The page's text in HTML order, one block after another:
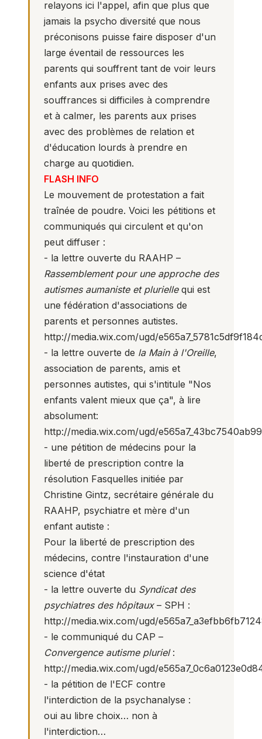
relayons ici l'appel, afin que plus que
jamais la psycho diversité que nous
préconisons puisse faire disposer d'un
large éventail de ressources les
parents qui souffrent tant de voir leurs
enfants aux prises avec des
souffrances si difficiles à comprendre
et à calmer, les parents aux prises
avec des problèmes de relation et
d'éducation lourds à prendre en
charge au quotidien.
FLASH INFO
Le mouvement de protestation a fait
traînée de poudre. Voici les pétitions et
communiqués qui circulent et qu'on
peut diffuser :
- la lettre ouverte du RAAHP –
Rassemblement pour une approche des
autismes aumaniste et pluriellequi est
une fédération d'associations de
parents et personnes autistes.
http://media.wix.com/ugd/
- la lettre ouverte de la Main à l'Oreille,
association de parents, amis et
personnes autistes, qui s'intitule "Nos
enfants valent mieux que ça", à lire
absolument:
http://media.wix.com/ugd/
- une pétition de médecins pour la
liberté de prescription contre la
résolution Fasquelles initiée par
Christine Gintz, secrétaire générale du
RAAHP, psychiatre et mère d'un
enfant autiste :
Pour la liberté de prescription des
médecins, contre l'instauration d'une
science d'état
- la lettre ouverte du Syndicat des
psychiatres des hôpitaux– SPH :
http://media.wix.com/ugd/
- le communiqué du CAP –
Convergence autisme pluriel :
http://media.wix.com/ugd/
- la pétition de l'ECF contre
l'interdiction de la psychanalyse :
oui au libre choix… non à
l'interdiction…